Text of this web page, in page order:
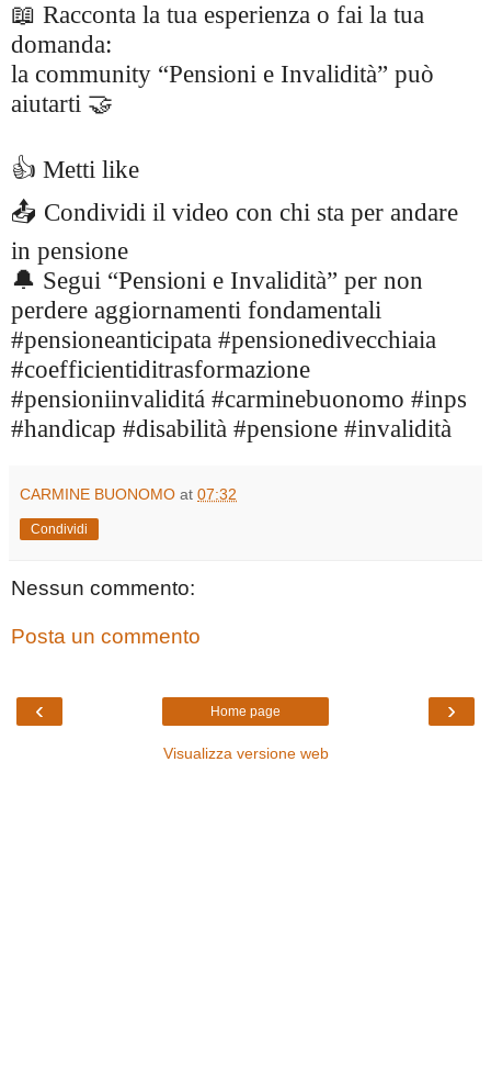
📖 Racconta la tua esperienza o fai la tua
domanda:
la community “Pensioni e Invalidità” può
aiutarti 🤝
👍 Metti like
📤 Condividi il video con chi sta per andare
in pensione
🔔 Segui “Pensioni e Invalidità” per non
perdere aggiornamenti fondamentali
#pensioneanticipata #pensionedivecchiaia
#coefficientiditrasformazione
#pensioniinvaliditá #carminebuonomo #inps
#handicap #disabilità #pensione #invalidità
CARMINE BUONOMO at 07:32
Condividi
Nessun commento:
Posta un commento
‹ ›
Home page
Visualizza versione web